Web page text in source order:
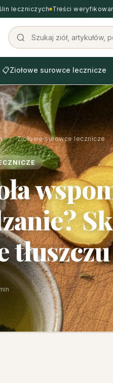
leczniczych Treści
📋Ziołowe surowce lecznicze
› Ziołowe surowce lecznicze
tłuszczu